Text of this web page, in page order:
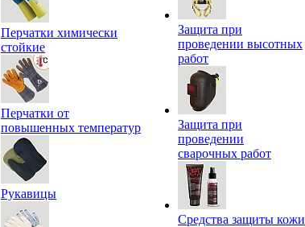
Перчатки химически
стойкие
Перчатки от
повышенных температур
Рукавицы
Защита при
проведении высотных
работ
Защита при
проведении
сварочных работ
Средства защиты кожи